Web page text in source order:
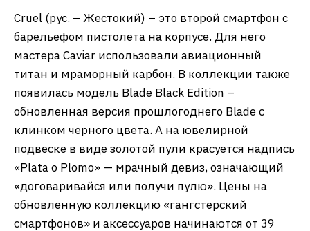
Cruel (рус. – Жестокий) – это второй смартфон с
барельефом пистолета на корпусе. Для него
мастера Caviar использовали авиационный
титан и мраморный карбон. В коллекции также
появилась модель Blade Black Edition –
обновленная версия прошлогоднего Blade с
клинком черного цвета. А на ювелирной
подвеске в виде золотой пули красуется надпись
«Plata o Plomo» — мрачный девиз, означающий
«договаривайся или получи пулю». Цены на
обновленную коллекцию «гангстерский
смартфонов» и аксессуаров начинаются от 39